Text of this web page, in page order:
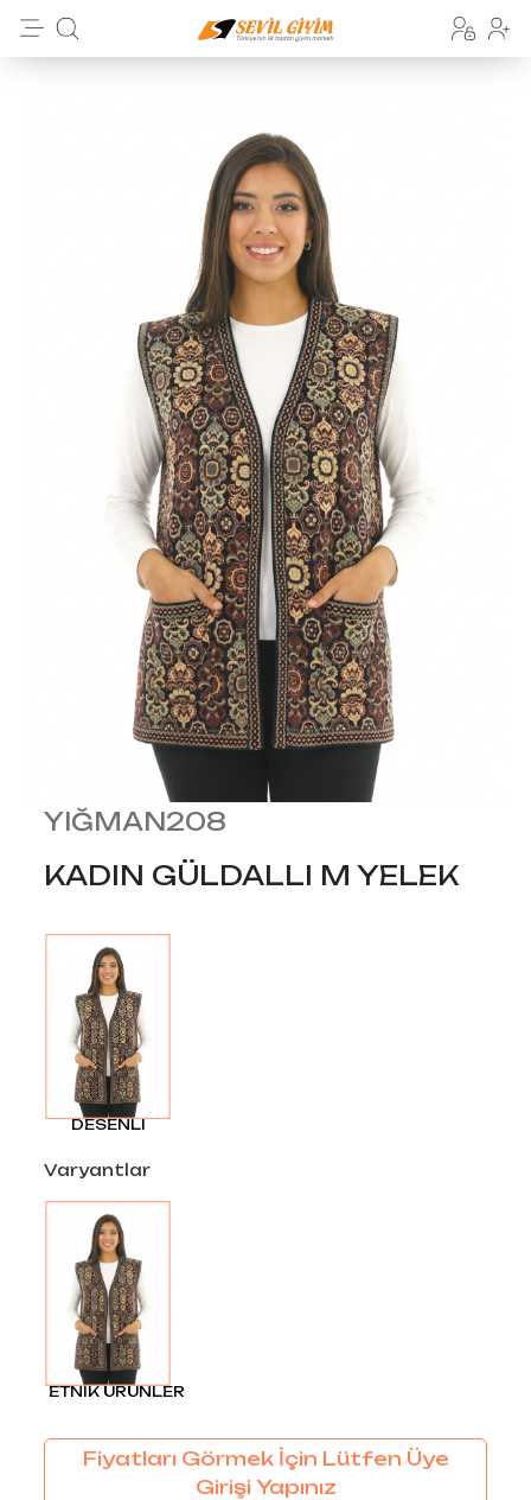
YIĞMAN208
KADIN GÜLDALLI M YELEK
DESENLI
Varyantlar
ETNİK ÜRÜNLER
Fiyatları Görmek İçin Lütfen Üye
Girişi Yapınız